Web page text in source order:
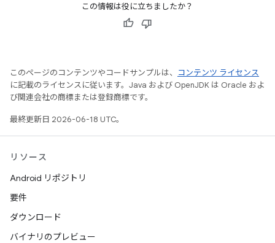
この情報は役に立ちましたか？
このページのコンテンツやコードサンプルは、
コンテンツ ライセンス
に記載のライセンスに従います。Java および OpenJDK は Oracle およ
び関連会社の商標または登録商標です。
最終更新日 2026-06-18 UTC。
リソース
Android リポジトリ
要件
ダウンロード
バイナリのプレビュー